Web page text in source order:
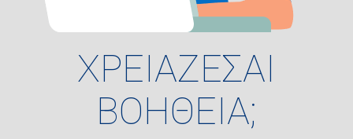
ΧΡΕΙΑΖΕΣΑΙ
ΒΟΗΘΕΙΑ;